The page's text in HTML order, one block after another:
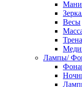
Весы
Лампы/